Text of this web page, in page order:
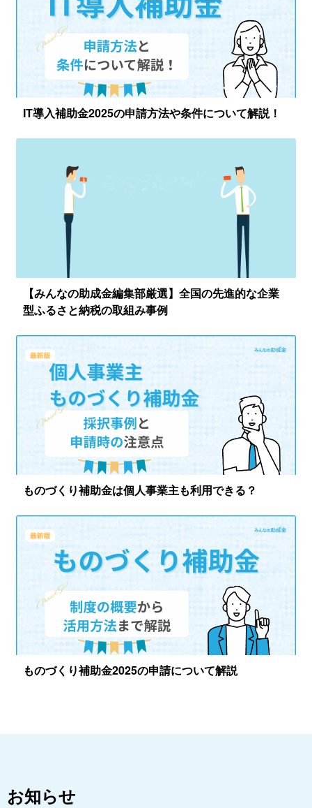
IT導入補助金2025の申請方法や条件について解説！
【みんなの助成金編集部厳選】全国の先進的な企業
型ふるさと納税の取組み事例
ものづくり補助金は個人事業主も利用できる？
ものづくり補助金2025の申請について解説
お知らせ